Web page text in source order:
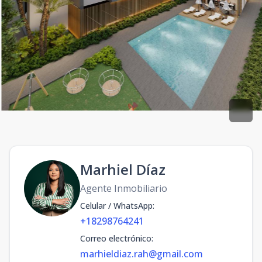
Marhiel Díaz
Agente Inmobiliario
Celular / WhatsApp:
+18298764241
Correo electrónico:
marhieldiaz.rah@gmail.com